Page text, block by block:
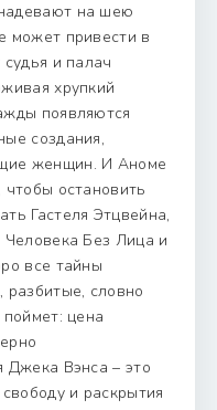
на шею
может привести в
и палач
хрупкий
появляются
создания,
женщин. И Аноме
остановить
Гастеля Этцвейна,
Человека Без Лица и
все тайны
словно
цена
Джека Вэнса – это
и раскрытия